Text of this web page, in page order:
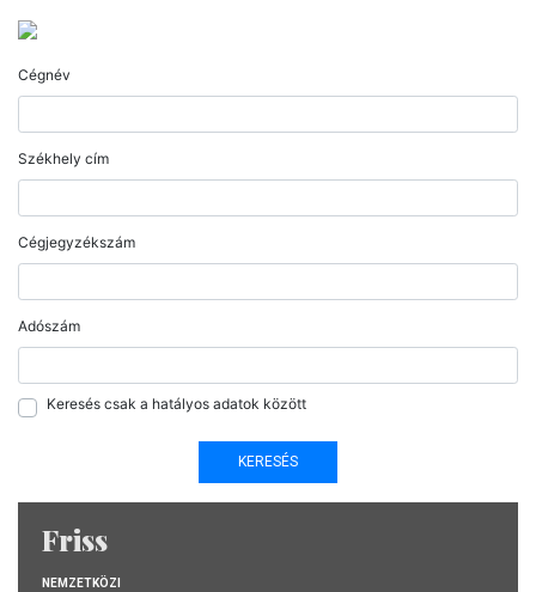
Cégnév
Székhely cím
Cégjegyzékszám
Adószám
Keresés csak a hatályos adatok között
Friss
NEMZETKÖZI